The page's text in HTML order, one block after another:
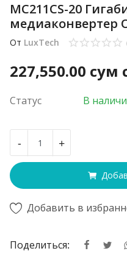
MC211CS-20
медиаконвертер
От LuxTech
227,550.00 сум
Статус В
- +
Добавить в
Поделиться: